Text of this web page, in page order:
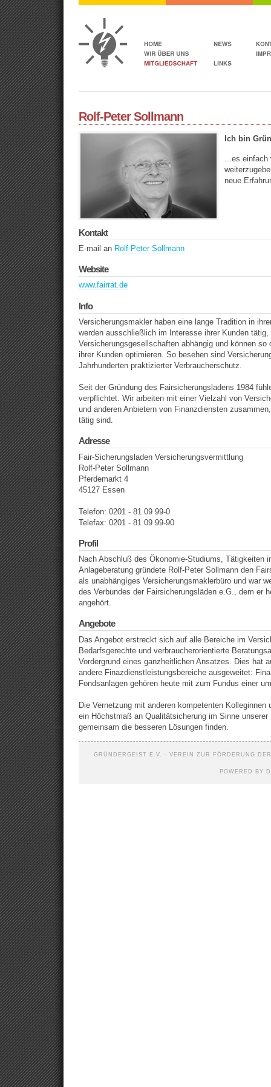
Rolf-Peter Sollmann
Ich bin
...es
neue
Kontakt
E-mail an Rolf-Peter Sollmann
Website
www.fairrat.de
Info
Versicherungsmakler haben eine lange Tradition in
werden ausschließlich im Interesse ihrer Kunden
Versicherungsgesellschaften abhängig und können so
ihrer Kunden optimieren. So besehen sind
Jahrhunderten praktizierter Verbraucherschutz.
Seit der Gründung des Fairsicherungsladens 1984
verpflichtet. Wir arbeiten mit einer Vielzahl von
und anderen Anbietern von Finanzdiensten
tätig sind.
Adresse
Fair-Sicherungsladen Versicherungsvermittlung
Rolf-Peter Sollmann
Pferdemarkt 4
45127 Essen
Telefon: 0201 - 81 09 99-0
Telefax: 0201 - 81 09 99-90
Profil
Nach Abschluß des Ökonomie-Studiums, Tätigkeiten
Anlageberatung gründete Rolf-Peter Sollmann den
als unabhängíges Versicherungsmaklerbüro und war
des Verbundes der Fairsicherungsläden e.G., dem er
angehört.
Angebote
Das Angebot erstreckt sich auf alle Bereiche im
Bedarfsgerechte und verbraucherorientierte
Vordergrund eines ganzheitlichen Ansatzes. Dies hat
andere Finazdienstleistungsbereiche ausgeweitet:
Fondsanlagen gehören heute mit zum Fundus einer
Die Vernetzung mit anderen kompetenten Kolleginnen
ein Höchstmaß an Qualitätsicherung im Sinne unserer
gemeinsam die besseren Lösungen finden.
GRÜNDERGEIST E.V. - VEREIN ZUR FÖRDERUNG
POWERED BY